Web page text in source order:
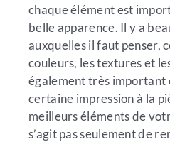
chaque élément est
belle apparence. Il y a
auxquelles il faut penser,
couleurs, les textures et
également très important
certaine impression à la
meilleurs éléments de
s’agit pas seulement de